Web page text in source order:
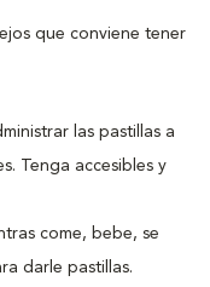
que conviene tener
las pastillas a
Tenga accesibles y
come, bebe, se
darle pastillas.